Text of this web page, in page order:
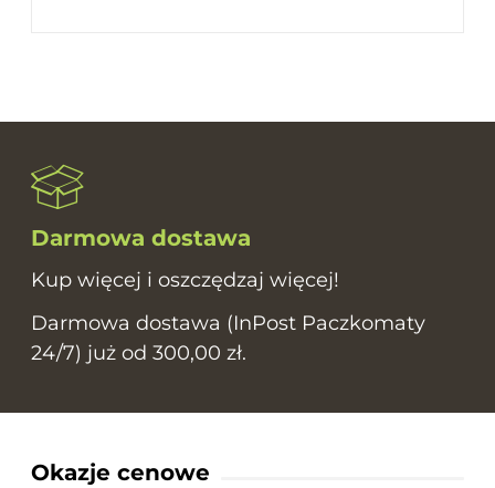
Darmowa dostawa
Kup więcej i oszczędzaj więcej!
Darmowa dostawa (InPost Paczkomaty
24/7) już od 300,00 zł.
Okazje cenowe